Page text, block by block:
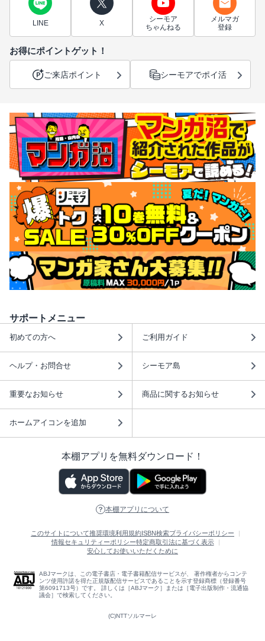
LINE X
シーモア
ちゃんねる
メルマガ
登録
お得にポイントゲット！
ご来店ポイント シーモアでポイ活
サポートメニュー
初めての方へ ご利用ガイド
ヘルプ・お問合せ シーモア島
重要なお知らせ 商品に関するお知らせ
ホームアイコンを追加
本棚アプリを無料ダウンロード！
本棚アプリについて
このサイトについて推奨環境利用規約 ISBN検索プライバシーポリシー
情報セキュリティーポリシー特定商取引法に基づく表示
安心してお使いいただくために
ABJマークは、この電子書店・電子書籍配信サービスが、 著作権者からコンテ
ンツ使用許諾を得た正規版配信サービスであることを示す登録商標（登録番号
第6091713号）です。 詳しくは［ABJマーク］または［電子出版制作・流通協
議会］で検索してください。
(C)NTTソルマーレ